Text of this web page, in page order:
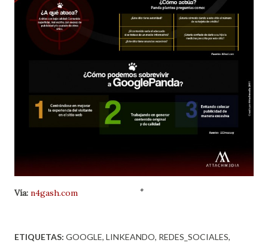
Vía: n4gash.com
ETIQUETAS: GOOGLE LINKEANDO REDES_SOCIALES